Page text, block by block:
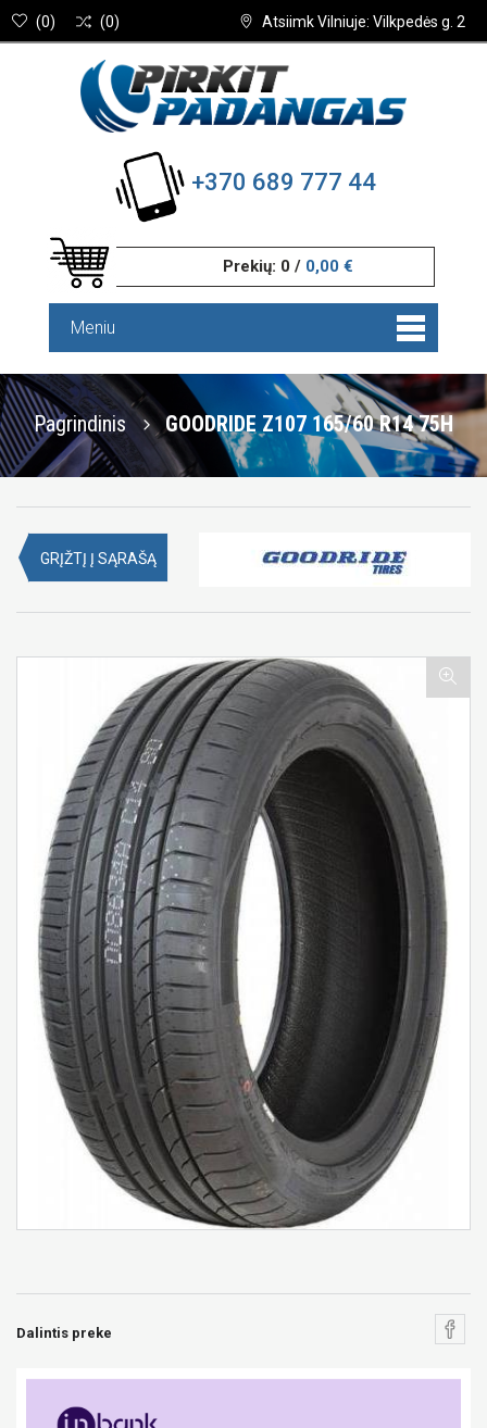
Atsiimk Vilniuje: Vilkpedės g. 2
(0) (0)
+370 689 777 44
Prekių: 0 / 0,00 €
Meniu
Pagrindinis GOODRIDE Z107 165/60 R14 75H
GRĮŽTĮ Į SĄRAŠĄ
Dalintis preke